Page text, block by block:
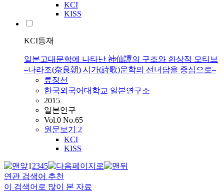
KCI
KISS
KCI등재
일본고대문학에 나타난 神仙譚의 구조와 환상적 모티브
–나라조(奈良朝) 시가(詩歌)문학의 선녀담을 중심으로–
류정선
한국외국어대학교 일본연구소
2015
일본연구
Vol.0 No.65
원문보기 2
KCI
KISS
12345
연관 검색어 추천
이 검색어로 많이 본 자료